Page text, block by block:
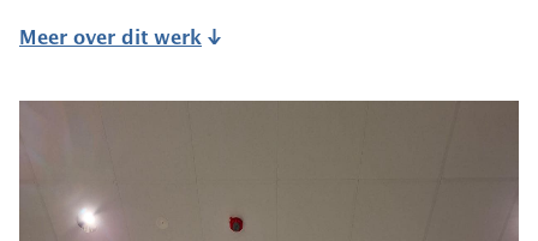
Meer over dit werk